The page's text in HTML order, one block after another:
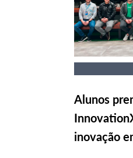
Alunos
inovação